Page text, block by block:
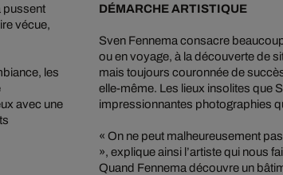
pussent
vécue,
les
avec une
DÉMARCHE ARTISTIQUE
Sven Fennema consacre
ou en voyage, à la découverte de
mais toujours couronnée de
elle-même. Les lieux insolites que
impressionnantes photographies
« On ne peut malheureusement
», explique ainsi l’artiste qui nous
Quand Fennema découvre un